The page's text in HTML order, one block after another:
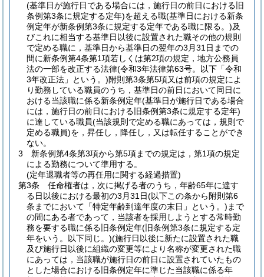
(基準日が施行日である場合には，施行日の前日における旧
条例第3条に規定する定年)を超える職(基準日における新条
例定年が新条例第3条に規定する定年である職に限る。)及
びこれに相当する基準日以後に設置された職その他の規則
で定める職に，基準日から基準日の翌年の3月31日までの
間に新条例第4条第1項若しくは第2項の規定，地方公務員
法の一部を改正する法律(令和3年法律第63号。以下「令和
3年改正法」という。)附則第3条第5項又は前項の規定によ
り勤務している職員のうち，基準日の前日において同日に
おける当該職に係る新条例定年(基準日が施行日である場合
には，施行日の前日における旧条例第3条に規定する定年)
に達している職員(当該規則で定める職にあっては，規則で
定める職員)を，昇任し，降任し，又は転任することができ
ない。
3
新条例第4条第3項から第5項までの規定は，第1項の規定
による勤務について準用する。
(定年退職者等の再任用に関する経過措置)
第3条
任命権者は，次に掲げる者のうち，年齢65年に達す
る日以後における最初の3月31日(以下この条から附則第6
条までにおいて「特定年齢到達年度の末日」という。) まで
の間にある者であって，当該者を採用しようとする常時勤
務を要する職に係る旧条例定年(旧条例第3条に規定する定
年をいう。以下同じ。)(施行日以後に新たに設置された職
及び施行日以後に組織の変更等により名称が変更された職
にあっては，当該職が施行日の前日に設置されていたもの
とした場合における旧条例定年に準じた当該職に係る年